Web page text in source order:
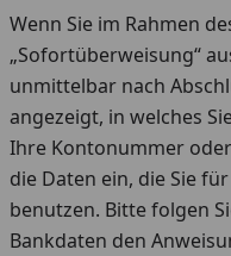
Wenn Sie im Rahmen
„Sofortüberweisung“
unmittelbar nach
angezeigt, in welches
Ihre Kontonummer
die Daten ein, die Sie
benutzen. Bitte folgen
Bankdaten den